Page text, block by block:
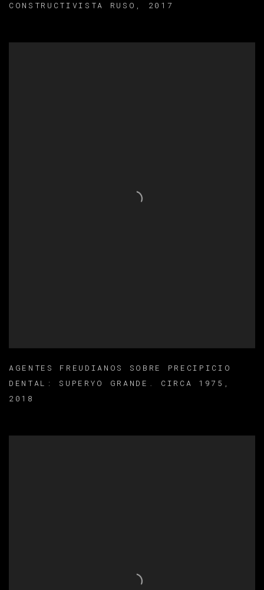
CONSTRUCTIVISTA RUSO , 2017
AGENTES FREUDIANOS SOBRE PRECIPICIO
DENTAL: SUPERYO GRANDE. CIRCA 1975 ,
2018